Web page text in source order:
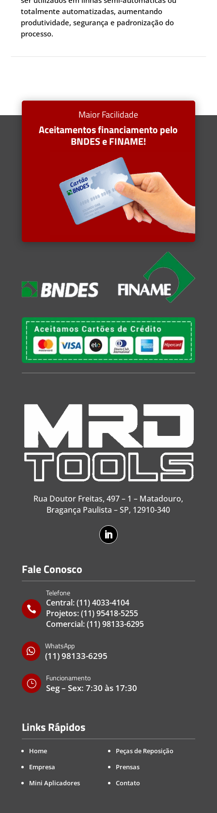
totalmente automatizadas, aumentando
produtividade, segurança e padronização do
processo.
Maior Facilidade
Aceitamentos financiamento pelo
BNDES e FINAME!
Rua Doutor Freitas, 497 – 1 – Matadouro,
Bragança Paulista – SP, 12910-340
Fale Conosco

Telefone
Central:(11) 4033-4104
Projetos:(11) 95418-5255
Comercial:(11) 98133-6295

WhatsApp
(11) 98133-6295
}
Funcionamento
Seg – Sex: 7:30 às 17:30
Links Rápidos
Home
Empresa
Mini Aplicadores
Peças de Reposição
Prensas
Contato